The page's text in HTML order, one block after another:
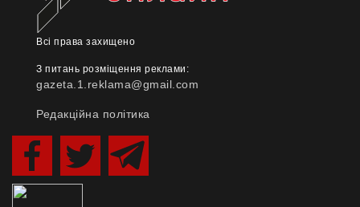
Всі права захищено
З питань розміщення реклами:
gazeta.1.reklama@gmail.com
Редакційна політика